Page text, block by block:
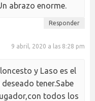
abrazo enorme.
Responder
9 abril, 2020 a las 8:28 pm
y Laso es el
tener.Sabe
todos los